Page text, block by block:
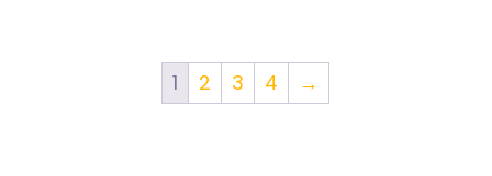
1 2 3 4 →